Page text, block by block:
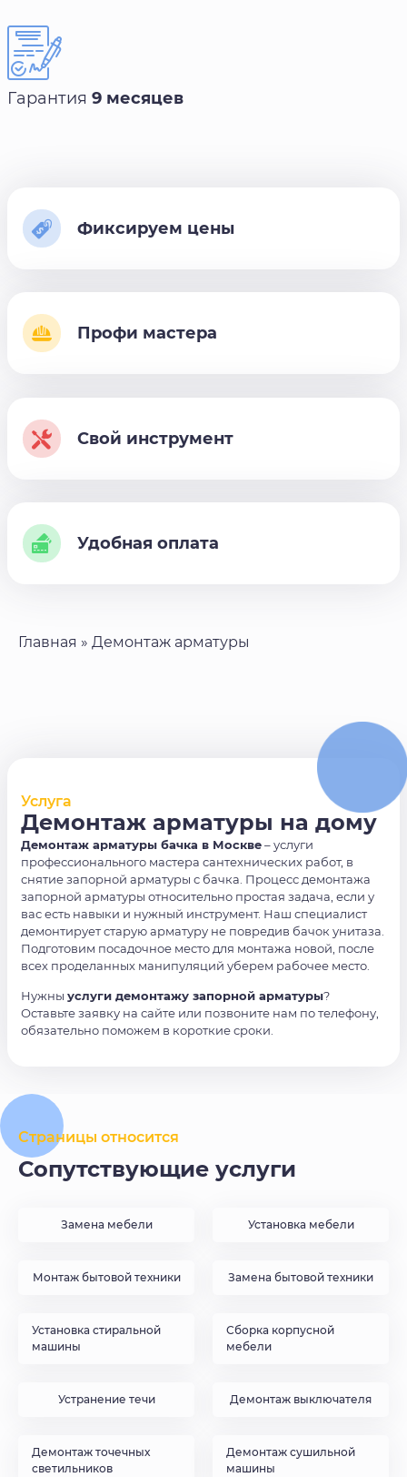
Гарантия 9 месяцев
Фиксируем цены
Профи мастера
Свой инструмент
Удобная оплата
Главная » Демонтаж арматуры
Услуга
Демонтаж арматуры на дому
Демонтаж арматуры бачка в Москве– услуги
профессионального мастера сантехнических работ, в
снятие запорной арматуры с бачка. Процесс демонтажа
запорной арматуры относительно простая задача, если у
вас есть навыки и нужный инструмент. Наш специалист
демонтирует старую арматуру не повредив бачок унитаза.
Подготовим посадочное место для монтажа новой, после
всех проделанных манипуляций уберем рабочее место.
Нужны услуги демонтажу запорной арматуры?
Оставьте заявку на сайте или позвоните нам по телефону,
обязательно поможем в короткие сроки.
Страницы относится
Сопутствующие услуги
Замена мебели Установка мебели
Монтаж бытовой техники Замена бытовой техники
Установка стиральной
машины
Сборка корпусной
мебели
Устранение течи Демонтаж выключателя
Демонтаж точечных
светильников
Демонтаж сушильной
машины